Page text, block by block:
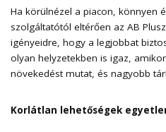
Ha körülnézel a piacon, könnyen
szolgáltatótól eltérően az AB
igényeidre, hogy a legjobbat
olyan helyzetekben is igaz,
növekedést mutat, és nagyobb
Korlátlan lehetőségek